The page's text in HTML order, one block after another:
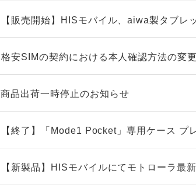
【販売開始】HISモバイル、aiwa製タブレ
格安SIMの契約における本人確認方法の変
商品出荷一時停止のお知らせ
【終了】「Mode1 Pocket」専用ケース プ
【新製品】HISモバイルにてモトローラ最